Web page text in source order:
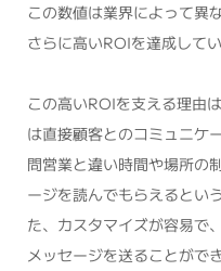
この数値は業界によって異
さらに高いROIを達成して
この高いROIを支える理由
は直接顧客とのコミュニケ
問営業と違い時間や場所の
ージを読んでもらえるとい
た、カスタマイズが容易で
メッセージを送ることがで